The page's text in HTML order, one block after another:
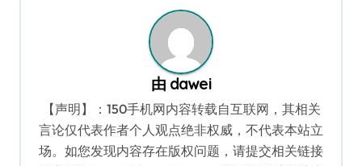
由 dawei
【声明】：150手机网内容转载自互联网，其相关
言论仅代表作者个人观点绝非权威，不代表本站立
场。如您发现内容存在版权问题，请提交相关链接